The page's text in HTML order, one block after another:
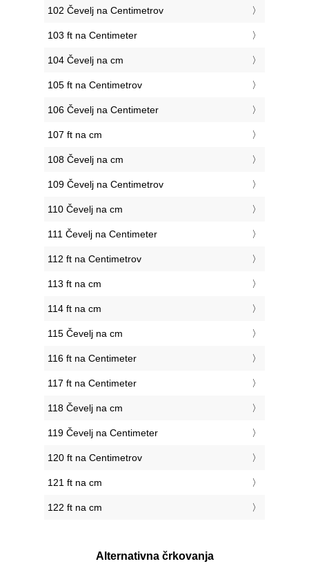
102 Čevelj na Centimetrov
103 ft na Centimeter
104 Čevelj na cm
105 ft na Centimetrov
106 Čevelj na Centimeter
107 ft na cm
108 Čevelj na cm
109 Čevelj na Centimetrov
110 Čevelj na cm
111 Čevelj na Centimeter
112 ft na Centimetrov
113 ft na cm
114 ft na cm
115 Čevelj na cm
116 ft na Centimeter
117 ft na Centimeter
118 Čevelj na cm
119 Čevelj na Centimeter
120 ft na Centimetrov
121 ft na cm
122 ft na cm
Alternativna črkovanja